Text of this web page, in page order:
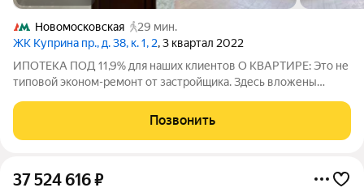
Новомосковская
29 мин.
ЖК Куприна пр., д. 38, к. 1, 2, 3 квартал 2022
ИПОТЕКА ПОД 11,9% для наших клиентов О КВАРТИРЕ: Это не
типовой эконом-ремонт от застройщика. Здесь вложены
ламинат и керамогранит. Окна REHAU тихо и тепло даже
зимой. Радиатор ZEHNDER за 94
Позвонить
37 524 616₽